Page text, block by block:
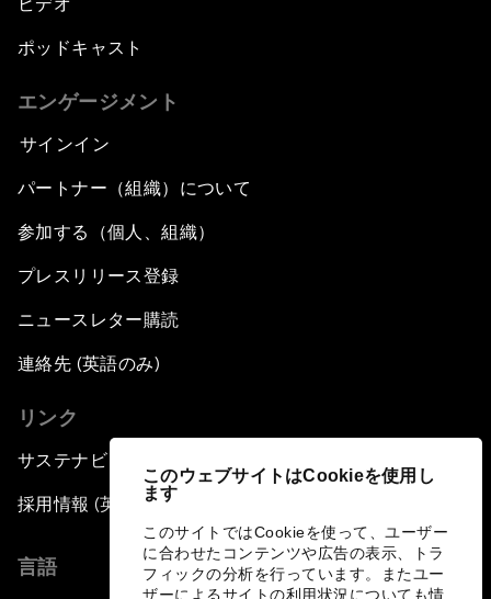
このウェブサイトはCookieを使用し
ます
このサイトではCookieを使って、ユーザー
に合わせたコンテンツや広告の表示、トラ
フィックの分析を行っています。またユー
ザーによるサイトの利用状況についても情
ビデオ
ポッドキャスト
エンゲージメント
サインイン
パートナー（組織）について
参加する（個人、組織）
プレスリリース登録
ニュースレター購読
連絡先 (英語のみ)
リンク
サステナビリティへの取り組み
採用情報 (英語のみ)
言語